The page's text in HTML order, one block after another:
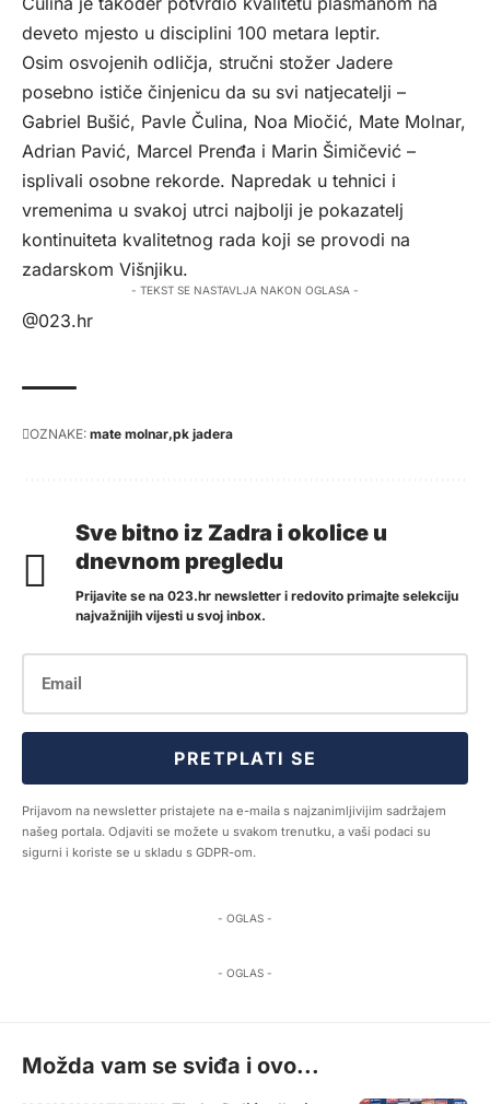
deveto mjesto u disciplini 100 metara leptir.
Osim osvojenih odličja, stručni stožer Jadere
posebno ističe činjenicu da su svi natjecatelji –
Gabriel Bušić, Pavle Čulina, Noa Miočić, Mate Molnar,
Adrian Pavić, Marcel Prenđa i Marin Šimičević –
isplivali osobne rekorde. Napredak u tehnici i
vremenima u svakoj utrci najbolji je pokazatelj
kontinuiteta kvalitetnog rada koji se provodi na
zadarskom Višnjiku.
- TEKST SE NASTAVLJA NAKON OGLASA -
@023.hr
OZNAKE: mate molnar pk jadera
Sve bitno iz Zadra i okolice u
dnevnom pregledu
Prijavite se na 023.hr newsletter i redovito primajte selekciju
najvažnijih vijesti u svoj inbox.
PRETPLATI SE
Prijavom na newsletter pristajete na e-maila s najzanimljivijim sadržajem
našeg portala. Odjaviti se možete u svakom trenutku, a vaši podaci su
sigurni i koriste se u skladu s GDPR-om.
- OGLAS -
- OGLAS -
Možda vam se sviđa i ovo...